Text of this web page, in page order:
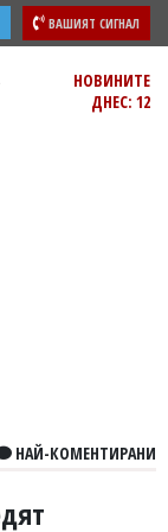
ВАШИЯТ СИГНАЛ
НОВИНИТЕ
ДНЕС: 12
НАЙ-КОМЕНТИРАНИ